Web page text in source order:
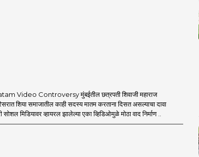
Video Controversy मुंबईतील छत्रपती शिवाजी महाराज
शिया समाजातील काही सदस्य मातम करताना दिसत असल्याचा दावा
मिडियावर व्हायरल झालेल्या एका व्हिडिओमुळे मोठा वाद निर्माण ..